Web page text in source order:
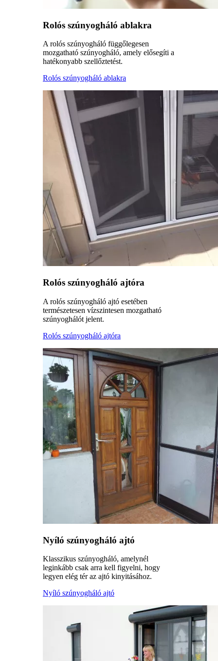
Rolós szúnyogháló ablakra
A rolós szúnyogháló függőlegesen
mozgatható szúnyogháló, amely elősegíti a
hatékonyabb szellőztetést.
Rolós szúnyogháló ablakra
Rolós szúnyogháló ajtóra
A rolós szúnyogháló ajtó esetében
természetesen vízszintesen mozgatható
szúnyoghálót jelent.
Rolós szúnyogháló ajtóra
Nyíló szúnyogháló ajtó
Klasszikus szúnyogháló, amelynél
leginkább csak arra kell figyelni, hogy
legyen elég tér az ajtó kinyitásához.
Nyíló szúnyogháló ajtó